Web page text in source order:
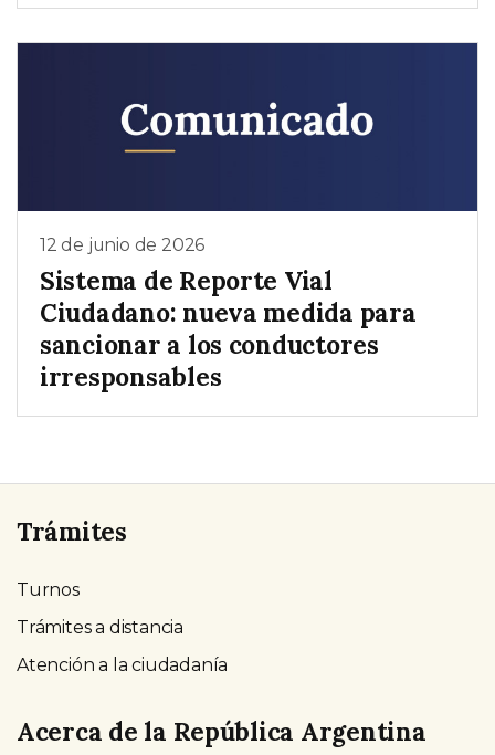
12 de junio de 2026
Sistema de Reporte Vial
Ciudadano: nueva medida para
sancionar a los conductores
irresponsables
Trámites
Turnos
Trámites a distancia
Atención a la ciudadanía
Acerca de la República Argentina